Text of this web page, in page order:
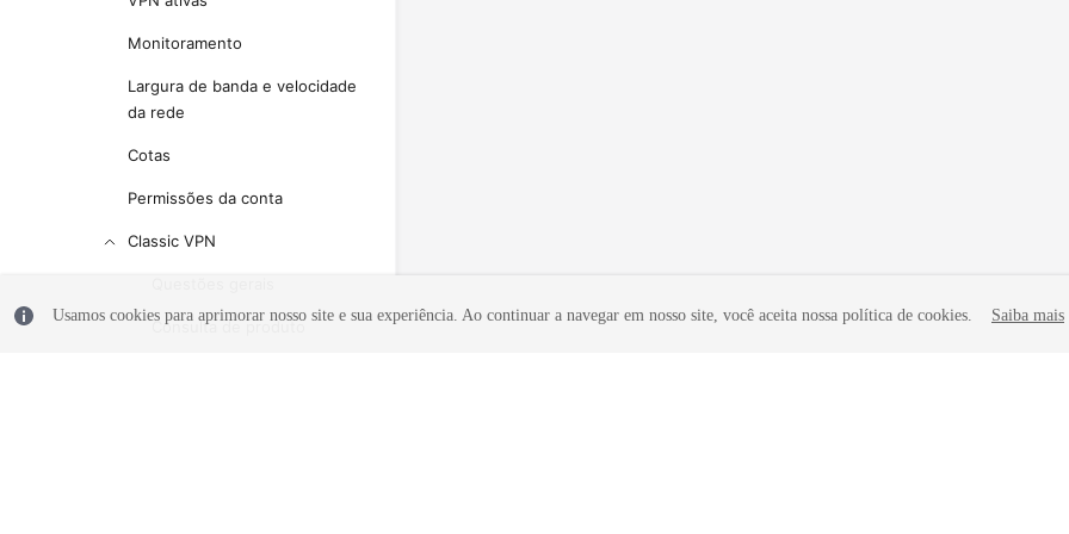
Monitoramento
Largura de banda e velocidade
da rede
Cotas
Permissões da conta
Classic VPN
Consulta de produto
Usamos cookies para aprimorar nosso site e sua experiência. Ao continuar a navegar em nosso site, você aceita nossa política de cookies. Saiba mais